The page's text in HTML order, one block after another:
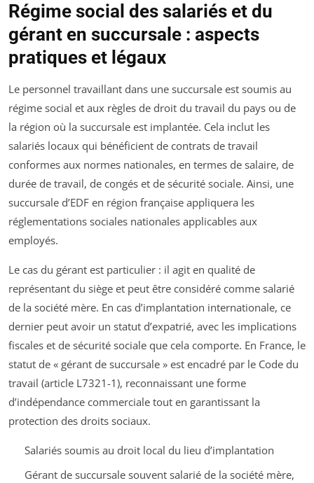
Régime social des salariés et du
gérant en succursale : aspects
pratiques et légaux
Le personnel travaillant dans une succursale est soumis au
régime social et aux règles de droit du travail du pays ou de
la région où la succursale est implantée. Cela inclut les
salariés locaux qui bénéficient de contrats de travail
conformes aux normes nationales, en termes de salaire, de
durée de travail, de congés et de sécurité sociale. Ainsi, une
succursale d’EDF en région française appliquera les
réglementations sociales nationales applicables aux
employés.
Le cas du gérant est particulier : il agit en qualité de
représentant du siège et peut être considéré comme salarié
de la société mère. En cas d’implantation internationale, ce
dernier peut avoir un statut d’expatrié, avec les implications
fiscales et de sécurité sociale que cela comporte. En France, le
statut de « gérant de succursale » est encadré par le Code du
travail (article L7321-1), reconnaissant une forme
d’indépendance commerciale tout en garantissant la
protection des droits sociaux.
Salariés soumis au droit local du lieu d’implantation
Gérant de succursale souvent salarié de la société mère,